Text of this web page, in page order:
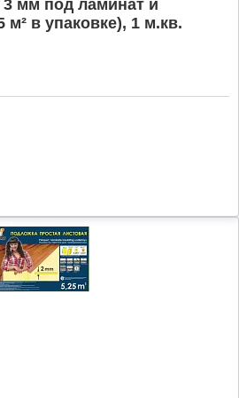
мм под ламинат и
м² в упаковке), 1 м.кв.